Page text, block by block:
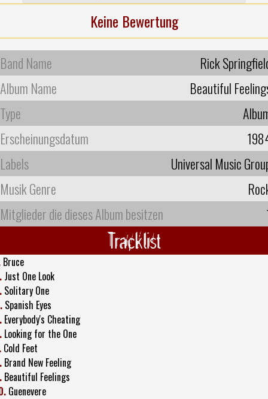
Keine Bewertung
Band Name
Rick
Album Name
Beautiful
Type
Erscheinungsdatum
Labels
Universal Music
Musik Genre
Mitglieder die dieses Album besitzen
Tracklist
Bruce
Just One Look
Solitary One
Spanish Eyes
Everybody's Cheating
Looking for the One
Cold Feet
Brand New Feeling
Beautiful Feelings
Guenevere